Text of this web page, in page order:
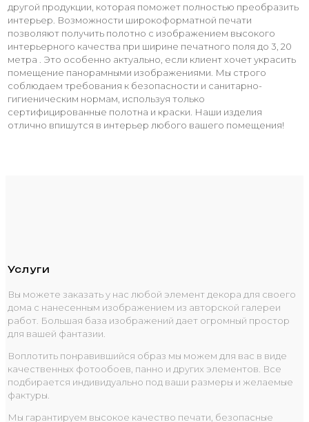
другой продукции, которая поможет полностью преобразить
интерьер. Возможности широкоформатной печати
позволяют получить полотно с изображением высокого
интерьерного качества при ширине печатного поля до 3, 20
метра . Это особенно актуально, если клиент хочет украсить
помещение панорамными изображениями. Мы строго
соблюдаем требования к безопасности и санитарно-
гигиеническим нормам, используя только
сертифицированные полотна и краски. Наши изделия
отлично впишутся в интерьер любого вашего помещения!
Услуги
Вы можете заказать у нас любой элемент декора для своего
дома с нанесенным изображением из авторской галереи
работ. Большая база изображений дает огромный простор
для вашей фантазии.
Воплотить понравившийся образ мы можем для вас в виде
качественных фотообоев, панно и других элементов. Все
подбирается индивидуально под ваши размеры и желаемые
фактуры.
Мы гарантируем высокое качество печати, безопасные